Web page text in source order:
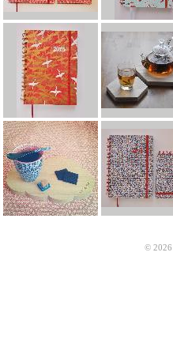
©